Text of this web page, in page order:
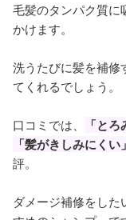
毛髪のタンパク質に
かけます。
洗うたびに髪を補修
てくれるでしょう。
口コミでは、
「と
「髪がきしみにく
評。
ダメージ補修をし